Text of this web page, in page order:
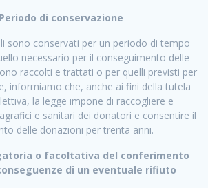
Periodo di conservazione
sono conservati per un periodo di tempo
necessario per il conseguimento delle
raccolti e trattati o per quelli previsti per
informiamo che, anche ai fini della tutela
la legge impone di raccogliere e
e sanitari dei donatori e consentire il
delle donazioni per trenta anni.
o facoltativa del conferimento
di un eventuale rifiuto